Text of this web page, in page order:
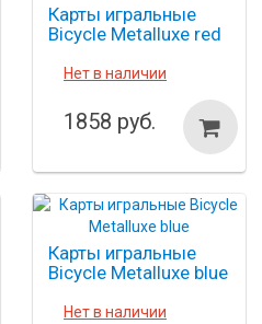
Карты игральные
Bicycle Metalluxe red
Нет в наличии
1858 руб.
Карты игральные
Bicycle Metalluxe blue
Нет в наличии